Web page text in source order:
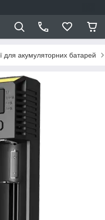
для акумуляторних батарей